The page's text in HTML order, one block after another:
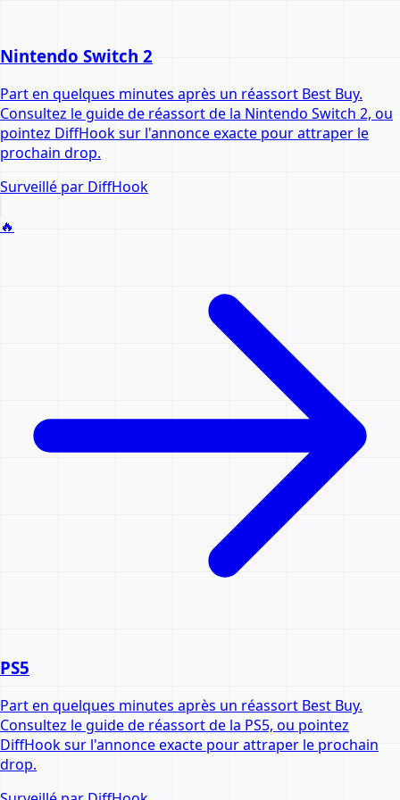
Nintendo Switch 2
Part en quelques minutes après un réassort Best Buy.
Consultez le guide de réassort de la Nintendo Switch 2, ou
pointez DiffHook sur l'annonce exacte pour attraper le
prochain drop.
Surveillé par DiffHook
🔥
PS5
Part en quelques minutes après un réassort Best Buy.
Consultez le guide de réassort de la PS5, ou pointez
DiffHook sur l'annonce exacte pour attraper le prochain
drop.